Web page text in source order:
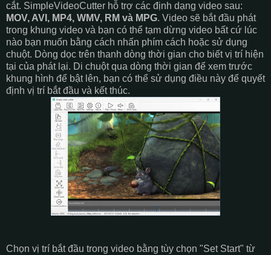
cắt. SimpleVideoCutter hỗ trợ các định dạng video sau:
MOV, AVI, MP4, WMV, RM và MPG. Video sẽ bắt đầu phát
trong khung video và bạn có thể tạm dừng video bất cứ lúc
nào bạn muốn bằng cách nhấn phím cách hoặc sử dụng
chuột. Dòng dọc trên thanh dòng thời gian cho biết vị trí hiện
tại của phát lại. Di chuột qua dòng thời gian để xem trước
khung hình để bật lên, bạn có thể sử dụng điều này để quyết
định vị trí bắt đầu và kết thúc.
Chọn vị trí bắt đầu trong video bằng tùy chọn "Set Start" từ